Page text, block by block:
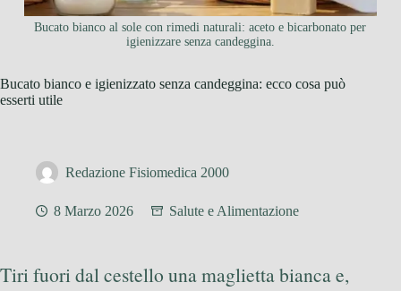
Bucato bianco al sole con rimedi naturali: aceto e bicarbonato per
igienizzare senza candeggina.
Bucato bianco e igienizzato senza candeggina: ecco cosa può
esserti utile
Redazione Fisiomedica 2000
8 Marzo 2026 Salute e Alimentazione
Tiri fuori dal cestello una maglietta bianca e,